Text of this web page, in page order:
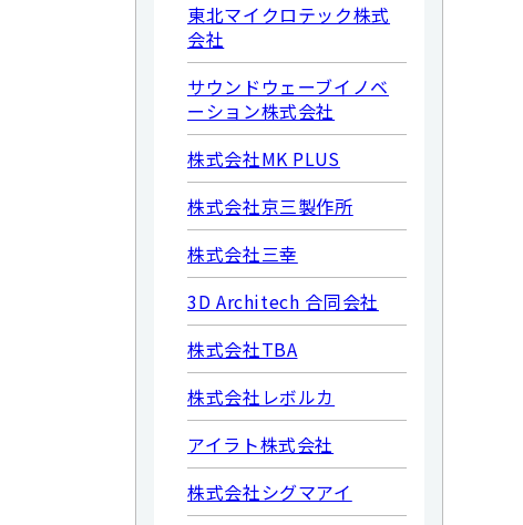
東北マイクロテック株式
会社
サウンドウェーブイノベ
ーション株式会社
株式会社MK PLUS
株式会社京三製作所
株式会社三幸
3D Architech 合同会社
株式会社TBA
株式会社レボルカ
アイラト株式会社
株式会社シグマアイ